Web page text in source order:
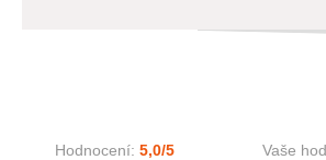
Hodnocení: 5,0/5 Vaše